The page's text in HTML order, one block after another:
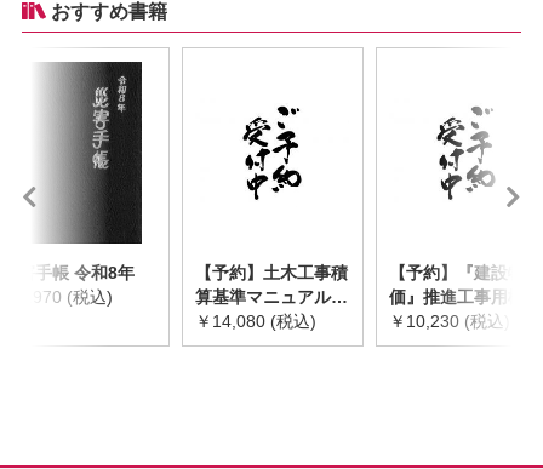
おすすめ書籍
災害手帳 令和8年
￥2,970 (税込)
【予約】土木工事積
算基準マニュアル
令和8年度版
※2026年8月下旬発
￥14,080 (税込)
【予約】『建設物
価』推進工事用機械
器具等基礎価格表
2026年度版
￥10,230 (税込)